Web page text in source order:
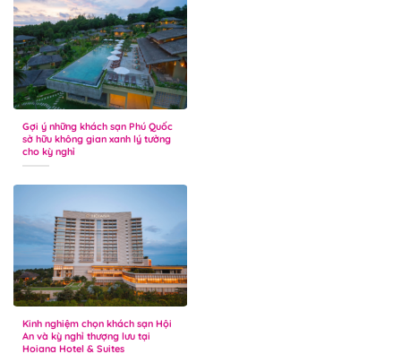
Gợi ý những khách sạn Phú Quốc
sở hữu không gian xanh lý tưởng
cho kỳ nghỉ
Kinh nghiệm chọn khách sạn Hội
An và kỳ nghỉ thượng lưu tại
Hoiana Hotel & Suites